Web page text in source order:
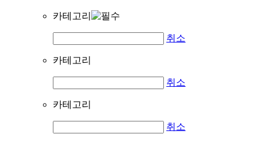
카테고리
취소
카테고리
취소
카테고리
취소